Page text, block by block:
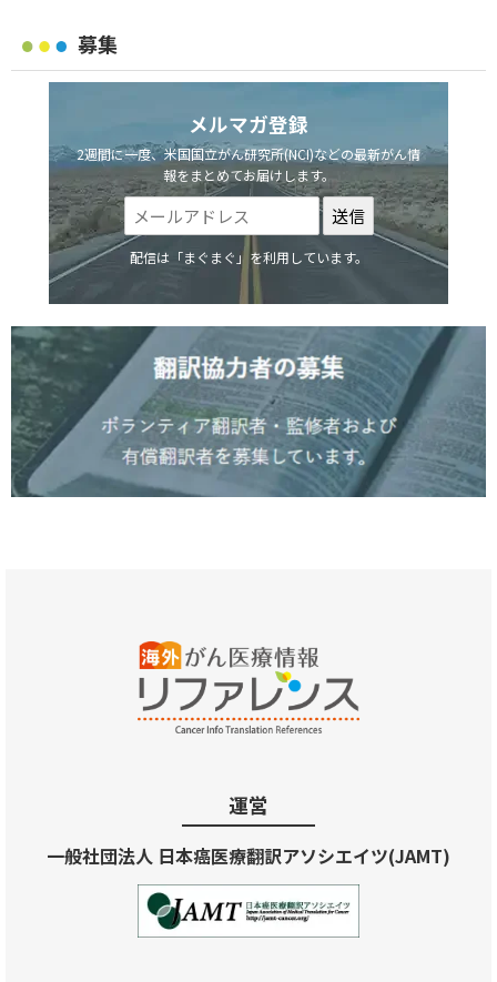
募集
メルマガ登録
2週間に一度、米国国立がん研究所(NCI)などの最新がん情
報をまとめてお届けします。
配信は「まぐまぐ」を利用しています。
運営
一般社団法人 日本癌医療翻訳アソシエイツ(JAMT)